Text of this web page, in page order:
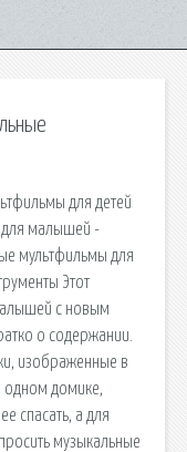
для детей
малышей -
мультфильмы для
Этот
с новым
о содержании.
изображенные в
одном домике,
спасать, а для
музыкальные